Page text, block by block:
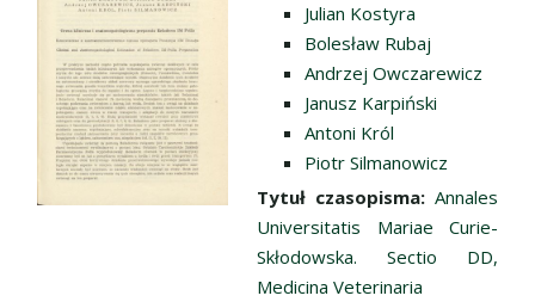
Julian Kostyra
Bolesław Rubaj
Andrzej Owczarewicz
Janusz Karpiński
Antoni Król
Piotr Silmanowicz
Tytuł czasopisma: Annales
Universitatis Mariae Curie-
Skłodowska. Sectio DD,
Medicina Veterinaria